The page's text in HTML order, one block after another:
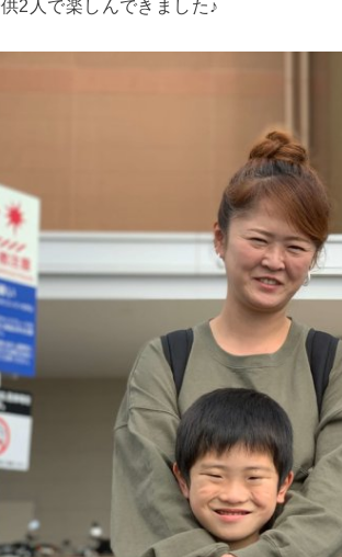
2人で楽しんできました♪